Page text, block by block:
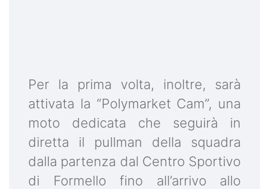
Per la prima volta, inoltre, sarà
attivata la “Polymarket Cam”, una
moto dedicata che seguirà in
diretta il pullman della squadra
dalla partenza dal Centro Sportivo
di Formello fino all’arrivo allo